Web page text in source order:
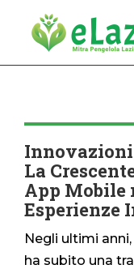
La
App Mobile
Esperienze
Negli ultimi
ha subito una